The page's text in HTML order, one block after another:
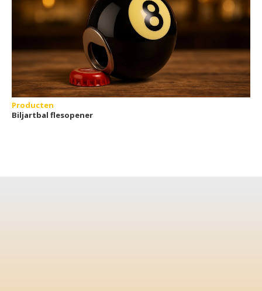
Producten
Biljartbal flesopener